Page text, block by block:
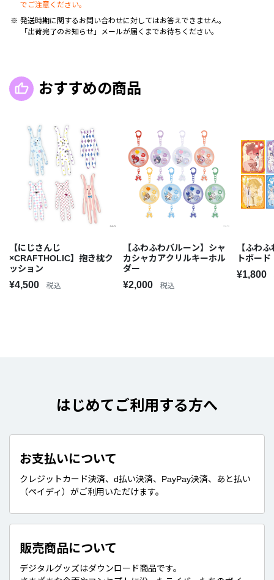
でご注意ください。
発送時期に関するお問い合わせに対してはお答えできません。
「出荷完了のお知らせ」メールが届くまでお待ちください。
おすすめの商品
【にじさんじ
×CRAFTHOLIC】抱き枕ク
ッション
¥4,500 税込
【ふわふわバルーン】シャ
カシャカアクリルキーホル
ダー
¥2,000 税込
【ふわ
トボード
¥1,800
はじめてご利用する方へ
お支払いについて
クレジットカード決済、d払い決済、PayPay決済、あと払い
（ペイディ）がご利用いただけます。
販売商品について
デジタルグッズはダウンロード商品です。